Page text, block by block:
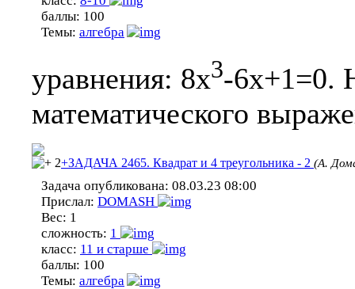
баллы: 100
Темы: алгебра
уравнения: 8x3-6x+1=0.
математического
2+ЗАДАЧА 2465. Квадрат и 4 треугольника - 2 (А.
Задача опубликована: 08.03.23 08:00
Прислал: DOMASH
Вес: 1
сложность: 1
класс: 11 и старше
баллы: 100
Темы: алгебра